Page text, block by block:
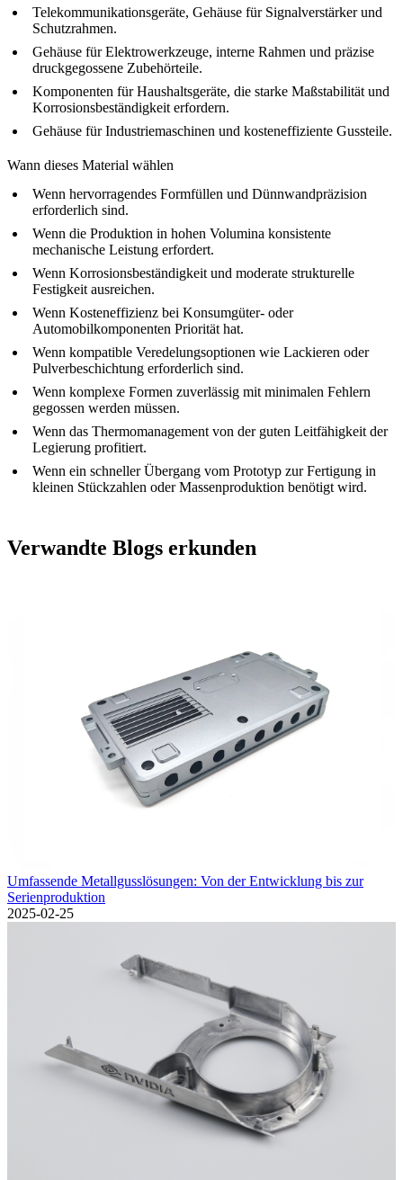
Telekommunikationsgeräte, Gehäuse für Signalverstärker und
Schutzrahmen.
Gehäuse für Elektrowerkzeuge, interne Rahmen und präzise
druckgegossene Zubehörteile.
Komponenten für Haushaltsgeräte, die starke Maßstabilität und
Korrosionsbeständigkeit erfordern.
Gehäuse für Industriemaschinen und kosteneffiziente Gussteile.
Wann dieses Material wählen
Wenn hervorragendes Formfüllen und Dünnwandpräzision
erforderlich sind.
Wenn die Produktion in hohen Volumina konsistente
mechanische Leistung erfordert.
Wenn Korrosionsbeständigkeit und moderate strukturelle
Festigkeit ausreichen.
Wenn Kosteneffizienz bei Konsumgüter- oder
Automobilkomponenten Priorität hat.
Wenn kompatible Veredelungsoptionen wie Lackieren oder
Pulverbeschichtung erforderlich sind.
Wenn komplexe Formen zuverlässig mit minimalen Fehlern
gegossen werden müssen.
Wenn das Thermomanagement von der guten Leitfähigkeit der
Legierung profitiert.
Wenn ein schneller Übergang vom Prototyp zurFertigung in
kleinen Stückzahlen oder Massenproduktion benötigt wird.
Verwandte Blogs erkunden
Umfassende Metallgusslösungen: Von der Entwicklung bis zur
Serienproduktion
2025-02-25